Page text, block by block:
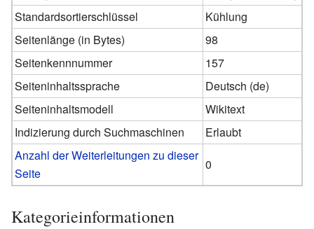
Standardsortierschlüssel
Kühlung
Seitenlänge (in Bytes)
98
Seitenkennnummer
157
Seiteninhaltssprache
Deutsch (de)
Seiteninhaltsmodell
Wikitext
Indizierung durch Suchmaschinen
Erlaubt
Anzahl der Weiterleitungen zu dieser
Seite
0
Kategorieinformationen